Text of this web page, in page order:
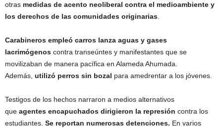
otras medidas de acento neoliberal contra el medioambiente y
los derechos de las comunidades originarias
Carabineros empleó carros lanza aguas y gases
lacrimógenos contra transeúntes y manifestantes que se
movilizaban de manera pacífica en Alameda Ahumada.
Además, utilizó perros sin bozal para amedrentar a los jóvenes.
Testigos de los hechos narraron a medios alternativos
que agentes encapuchados dirigieron la represión contra los
estudiantes. Se reportan numerosas detenciones. En varios